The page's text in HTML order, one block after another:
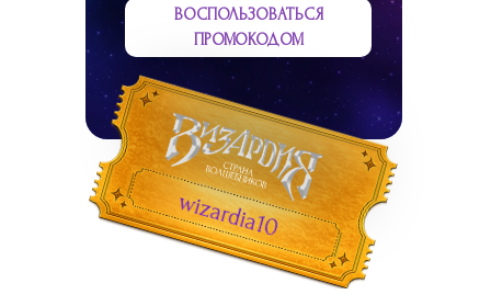
ВОСПОЛЬЗОВАТЬСЯ
ПРОМОКОДОМ
wizardia10